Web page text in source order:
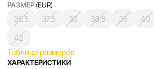
РАЗМЕР (EUR)
36.5 37.5 38 38.5 39 40
42
Таблица размеров
ХАРАКТЕРИСТИКИ